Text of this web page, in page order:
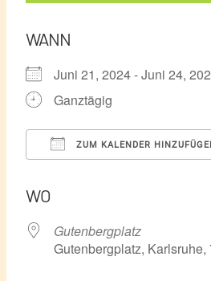
WANN
Juni 21, 2024 - Juni 24,
Ganztägig
ZUM KALENDER
WO
Gutenbergplatz
Gutenbergplatz, Karlsruhe,